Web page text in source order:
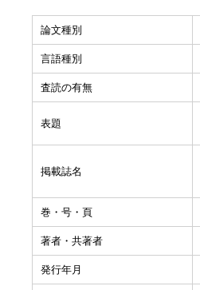
論文種別
言語種別
査読の有無
表題
掲載誌名
巻・号・頁
著者・共著者
発行年月